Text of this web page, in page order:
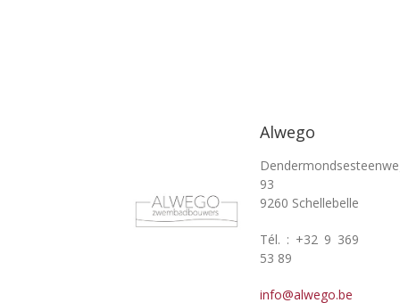
Alwego
93
9260 Schellebelle
Tél. : +32 9 369
53 89
info@alwego.be